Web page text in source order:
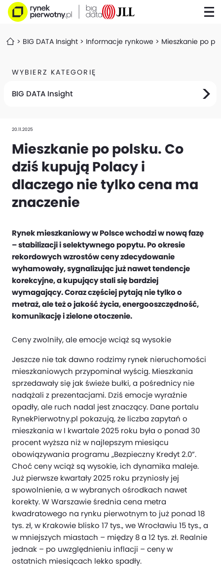
BIG DATA Insight Informacje rynkowe Mieszkanie po
WYBIERZ KATEGORIĘ
BIG DATA Insight
20.11.2025
Mieszkanie po polsku. Co
dziś kupują Polacy i
dlaczego nie tylko cena ma
znaczenie
Rynek mieszkaniowy w Polsce wchodzi w nową fazę
– stabilizacji i selektywnego popytu. Po okresie
rekordowych wzrostów ceny zdecydowanie
wyhamowały, sygnalizując już nawet tendencje
korekcyjne, a kupujący stali się bardziej
wymagający. Coraz częściej pytają nie tylko o
metraż, ale też o jakość życia, energooszczędność,
komunikację i zielone otoczenie.
Ceny zwolniły, ale emocje wciąż są wysokie
Jeszcze nie tak dawno rodzimy rynek nieruchomości
mieszkaniowych przypominał wyścig. Mieszkania
sprzedawały się jak świeże bułki, a pośrednicy nie
nadążali z prezentacjami. Dziś emocje wyraźnie
opadły, ale ruch nadal jest znaczący. Dane portalu
RynekPierwotny.pl pokazują, że liczba zapytań o
mieszkania w I kwartale 2025 roku była o ponad 30
procent wyższa niż w najlepszym miesiącu
obowiązywania programu „Bezpieczny Kredyt 2.0”.
Choć ceny wciąż są wysokie, ich dynamika maleje.
Już pierwsze kwartały 2025 roku przyniosły jej
spowolnienie, a w wybranych ośrodkach nawet
korekty. W Warszawie średnia cena metra
kwadratowego na rynku pierwotnym to już ponad 18
tys. zł, w Krakowie blisko 17 tys., we Wrocławiu 15 tys., a
w mniejszych miastach – między 8 a 12 tys. zł. Realnie
jednak – po uwzględnieniu inflacji – ceny w
ostatnich miesiącach lekko spadły.